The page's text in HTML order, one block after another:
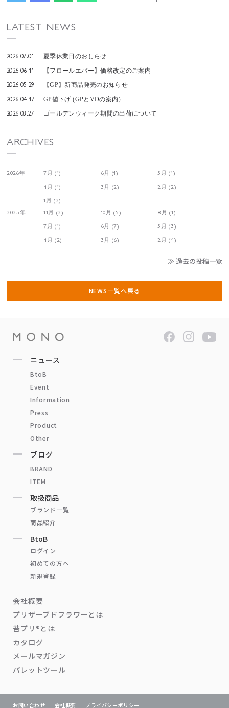
LATEST NEWS
2026.07.01 夏季休業日のおしらせ
2026.06.11 【フロールエバー】価格改定のご案内
2026.05.29 【GP】新商品発売のお知らせ
2026.04.17 GP値下げ (GPとVDの案内）
2026.03.27 ゴールデンウィーク期間の出荷について
ARCHIVES
2026年 7月 (1) 6月 (1)
5月 (1)
4月 (1)
3月 (2)
2月 (2)
1月 (2)
2025年
11月 (2) 10月 (5)
8月 (1)
7月 (1)
6月 (7)
5月 (3)
4月 (2)
3月 (6) 2月 (4)
≫ 過去の投稿一覧
NEWS一覧へ戻る
ニュース
BtoB
Event
Information
Press
Product
Other
ブログ
BRAND
ITEM
取扱商品
ブランド一覧
商品紹介
BtoB
ログイン
初めての方へ
新規登録
会社概要
プリザーブドフラワーとは
苔プリ®とは
カタログ
メールマガジン
パレットツール
お問い合わせ 会社概要 プライバシーポリシー